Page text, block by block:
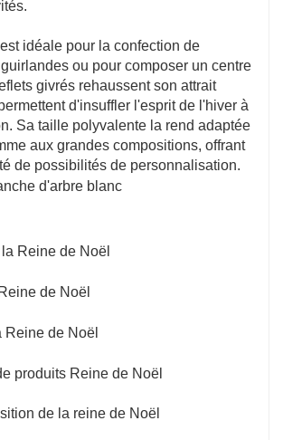
idéale pour la confection de
ou pour composer un centre
givrés rehaussent son attrait
d'insuffler l'esprit de l'hiver à
Sa taille polyvalente la rend adaptée
aux grandes compositions, offrant
de possibilités de personnalisation.